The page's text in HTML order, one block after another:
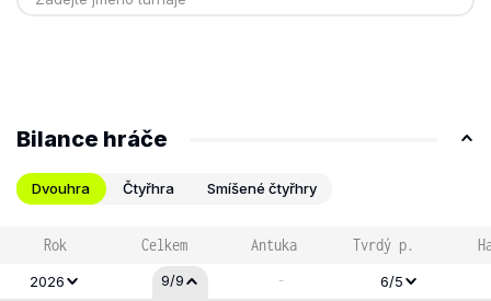
Bilance hráče
Dvouhra Čtyřhra Smíšené čtyřhry
Rok Celkem Antuka Tvrdý p.
2026 9/9 - 6/5